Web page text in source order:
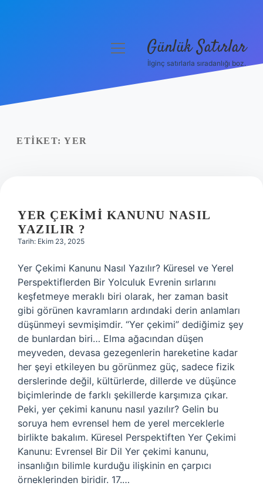
Yasal Uyarı
menüyü Günlük Satırlar
İlginç satırlarla sıradanlığı boz.
ETIKET: YER
YER ÇEKIMI KANUNU NASIL
YAZILIR ?
Tarih: Ekim 23, 2025
Yer Çekimi Kanunu Nasıl Yazılır? Küresel ve Yerel
Perspektiflerden Bir Yolculuk Evrenin sırlarını
keşfetmeye meraklı biri olarak, her zaman basit
gibi görünen kavramların ardındaki derin anlamları
düşünmeyi sevmişimdir. “Yer çekimi” dediğimiz şey
de bunlardan biri… Elma ağacından düşen
meyveden, devasa gezegenlerin hareketine kadar
her şeyi etkileyen bu görünmez güç, sadece fizik
derslerinde değil, kültürlerde, dillerde ve düşünce
biçimlerinde de farklı şekillerde karşımıza çıkar.
Peki, yer çekimi kanunu nasıl yazılır? Gelin bu
soruya hem evrensel hem de yerel merceklerle
birlikte bakalım. Küresel Perspektiften Yer Çekimi
Kanunu: Evrensel Bir Dil Yer çekimi kanunu,
insanlığın bilimle kurduğu ilişkinin en çarpıcı
örneklerinden biridir. 17.…